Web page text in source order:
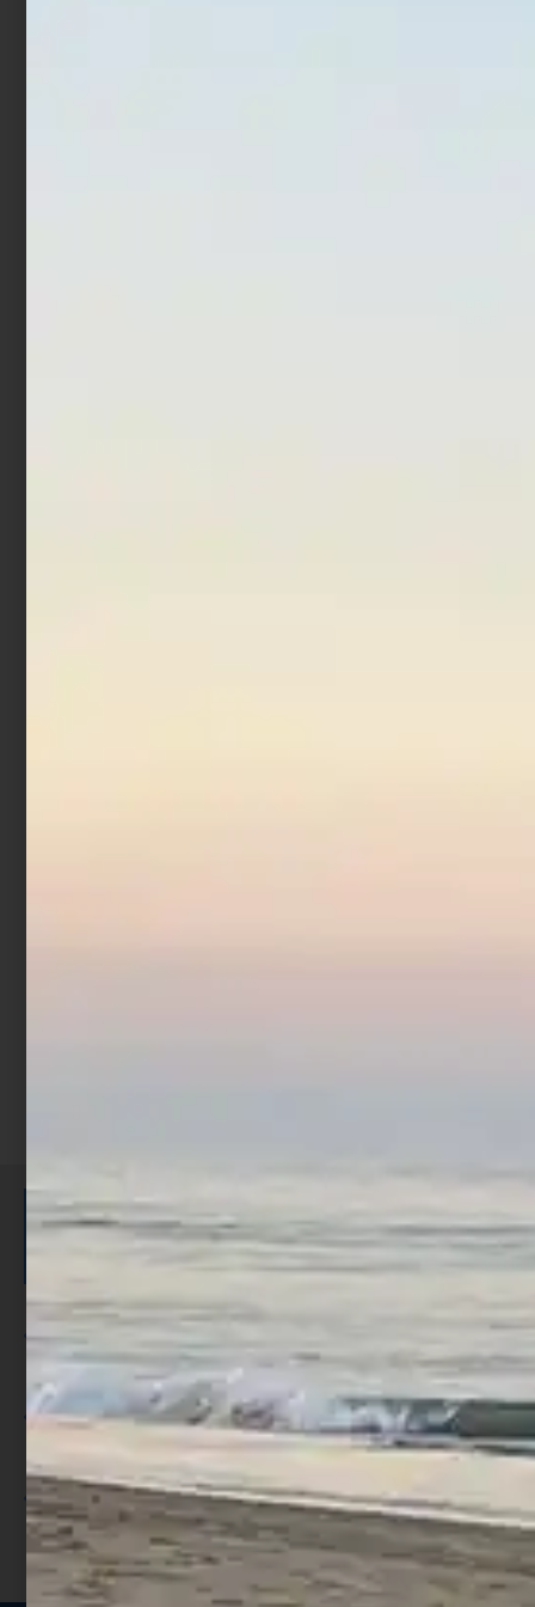
ISCRIVITI E RICEVI 3,50€ DI
SCONTO >
Per ogni acquisto accumuli ulteriori
punti;
Utilizza i punti per ricevere uno
I punti sono indicati nella pagina
prodotto;